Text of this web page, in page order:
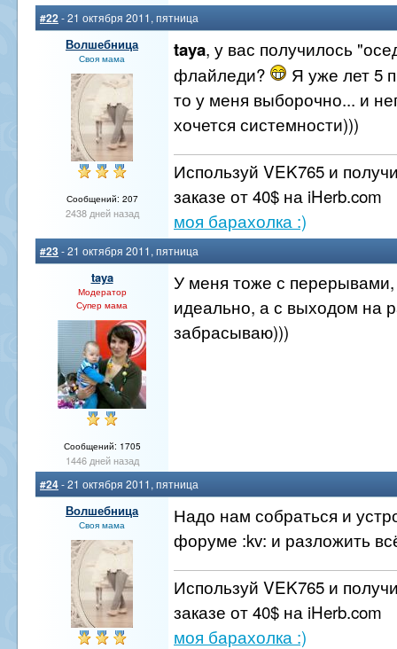
#22- 21 октября 2011, пятница
Волшебница
Своя мама
Сообщений: 207
2438 дней назад
taya, у вас получилось
флайледи?
Я уже лет 5
то у меня выборочно... и
хочется системности)))
Используй VEK765 и
заказе от 40$ на iHerb.com
моя барахолка :)
#23- 21 октября 2011, пятница
taya
Модератор
Супер мама
Сообщений: 1705
1446 дней назад
У меня тоже с перерывами,
идеально, а с выходом на
забрасываю)))
#24- 21 октября 2011, пятница
Волшебница
Своя мама
Надо нам собраться и
форуме :kv: и разложить
Используй VEK765 и
заказе от 40$ на iHerb.com
моя барахолка :)